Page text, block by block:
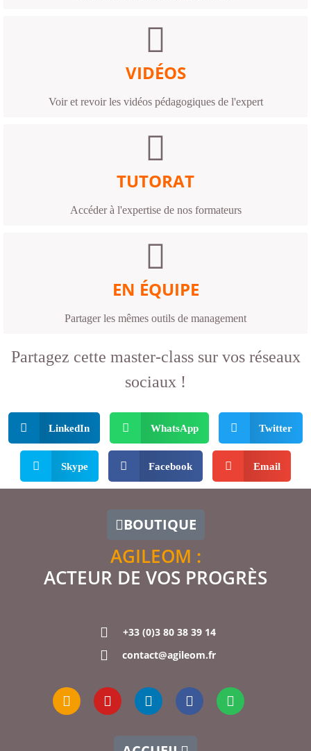
VIDÉOS
Voir et revoir les vidéos pédagogiques de l'expert
TUTORAT
Accéder à l'expertise de nos formateurs
EN ÉQUIPE
Partager les mêmes outils de management
Partagez cette master-class sur vos réseaux
sociaux !
LinkedIn WhatsApp Twitter
Skype Facebook Email
BOUTIQUE
AGILEOM :
ACTEUR DE VOS PROGRÈS
+33 (0)3 80 38 39 14
contact@agileom.fr